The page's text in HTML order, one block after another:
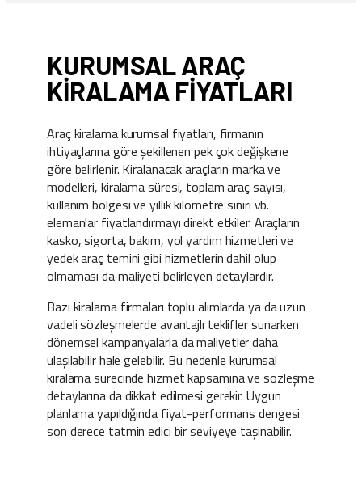
KURUMSAL ARAÇ
KIRALAMA FIYATLARI
Araç kiralama kurumsal fiyatları, firmanın
ihtiyaçlarına göre şekillenen pek çok değişkene
göre belirlenir. Kiralanacak araçların marka ve
modelleri, kiralama süresi, toplam araç sayısı,
kullanım bölgesi ve yıllık kilometre sınırı vb.
elemanlar fiyatlandırmayı direkt etkiler. Araçların
kasko, sigorta, bakım, yol yardım hizmetleri ve
yedek araç temini gibi hizmetlerin dahil olup
olmaması da maliyeti belirleyen detaylardır.
Bazı kiralama firmaları toplu alımlarda ya da uzun
vadeli sözleşmelerde avantajlı teklifler sunarken
dönemsel kampanyalarla da maliyetler daha
ulaşılabilir hale gelebilir. Bu nedenle kurumsal
kiralama sürecinde hizmet kapsamına ve sözleşme
detaylarına da dikkat edilmesi gerekir. Uygun
planlama yapıldığında fiyat-performans dengesi
son derece tatmin edici bir seviyeye taşınabilir.